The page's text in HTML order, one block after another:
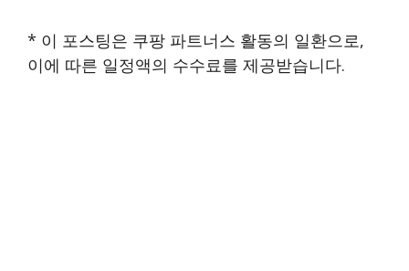
* 이 포스팅은 쿠팡 파트너스 활동의 일환으로,
이에 따른 일정액의 수수료를 제공받습니다.